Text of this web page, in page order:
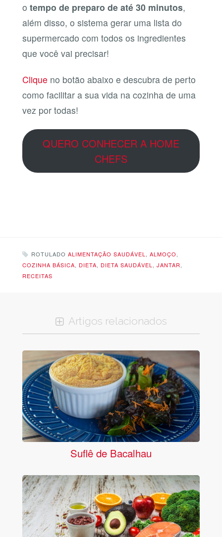
o tempo de preparo de até 30 minutos,
além disso, o sistema gerar uma lista do
supermercado com todos os ingredientes
que você vai precisar!
Clique no botão abaixo e descubra de perto
como facilitar a sua vida na cozinha de uma
vez por todas!
QUERO CONHECER A HOME
CHEFS
ROTULADO ALIMENTAÇÃO SAUDÁVEL, ALMOÇO,
COZINHA BÁSICA, DIETA, DIETA SAUDÁVEL, JANTAR,
RECEITAS
Artigos relacionados
Suflê de Bacalhau